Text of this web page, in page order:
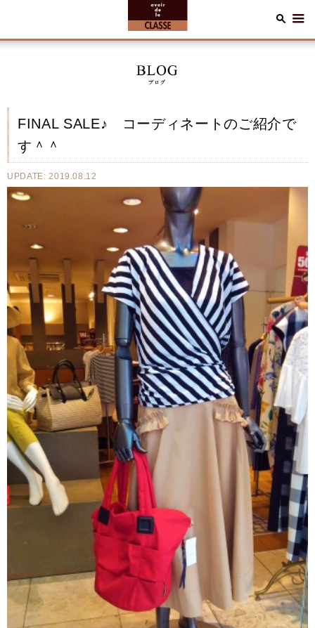
FINAL SALE♪ コーディネートのご紹介で
す＾＾
UPDATE: 2019.08.12